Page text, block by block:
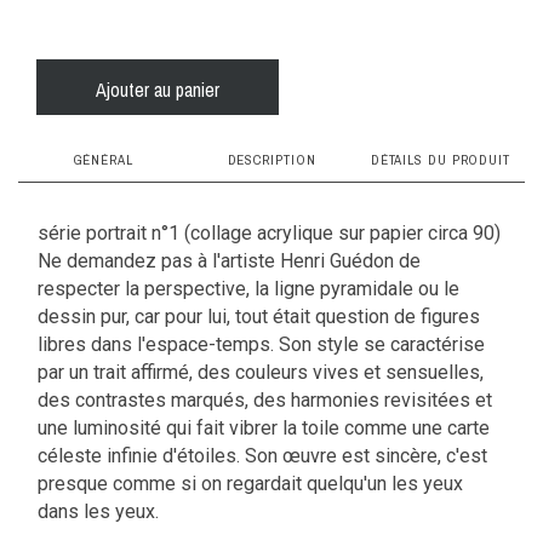
Ajouter au panier
GÉNÉRAL DESCRIPTION DÉTAILS DU PRODUIT
série portrait n°1 (collage acrylique sur papier circa 90)
Ne demandez pas à l'artiste Henri Guédon de
respecter la perspective, la ligne pyramidale ou le
dessin pur, car pour lui, tout était question de figures
libres dans l'espace-temps. Son style se caractérise
par un trait affirmé, des couleurs vives et sensuelles,
des contrastes marqués, des harmonies revisitées et
une luminosité qui fait vibrer la toile comme une carte
céleste infinie d'étoiles. Son œuvre est sincère, c'est
presque comme si on regardait quelqu'un les yeux
dans les yeux.
caissons en bois : le choix responsable
Les caissons lumineux DADA LIGHT sont
fabriqués en bois contreplaqué de Finlande, issu
de forêts gérées. Un engagement éco-
responsable fort, car la planète c’est notre dada !
bandeau led basse consommation
L’éclairage de votre lightbox est assuré par un
bandeau de 120 ampoules LED, dont les
emplacements sont optimisés pour donner tout
fiche technique
propriété
Noir
taille
20cmx30cmx10cm
poids